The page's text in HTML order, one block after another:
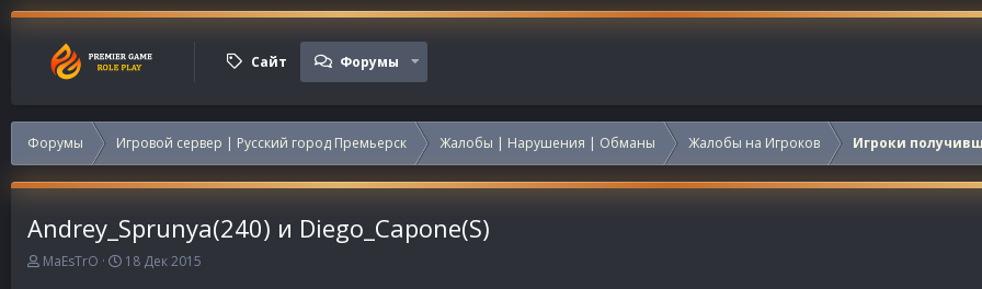
Сайт Форумы
Форумы Игровой сервер | Русский город Премьерск Жалобы | Нарушения | Обманы Жалобы на Игроков Игроки
Andrey_Sprunya(240) и Diego_Capone(S)
А
MaEsTrO
Д18 Дек 2015